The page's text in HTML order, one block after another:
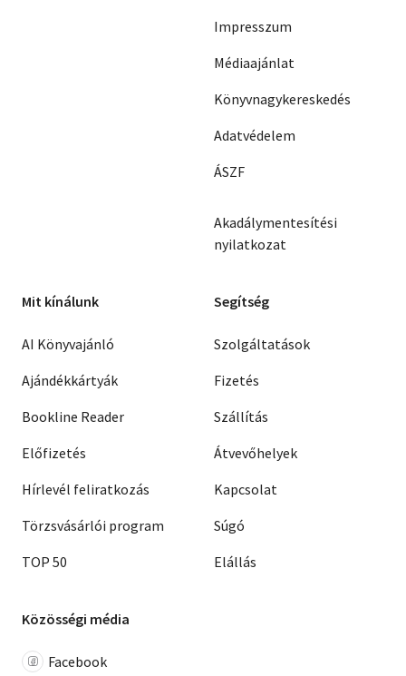
Impresszum
Médiaajánlat
Könyvnagykereskedés
Adatvédelem
ÁSZF
Akadálymentesítési
nyilatkozat
Mit kínálunk
AI Könyvajánló
Ajándékkártyák
Bookline Reader
Előfizetés
Hírlevél feliratkozás
Törzsvásárlói program
TOP 50
Segítség
Szolgáltatások
Fizetés
Szállítás
Átvevőhelyek
Kapcsolat
Súgó
Elállás
Közösségi média
Facebook